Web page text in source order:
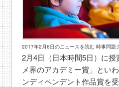
2017年2月6日のニュースを読む 時事問題
2月4日（日本時間5日）に
メ界のアカデミー賞」とい
ンディペンデント作品賞を